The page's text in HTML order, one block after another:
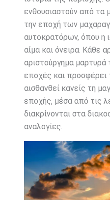
ενθουσιαστούν από τα
την εποχή των
αυτοκρατόρων, όπου η
αίμα και όνειρα. Κάθε
αριστούργημα μαρτυρά
εποχές και προσφέρει
αισθανθεί κανείς τη
εποχής, μέσα από τις
διακρίνονται στα
αναλογίες.